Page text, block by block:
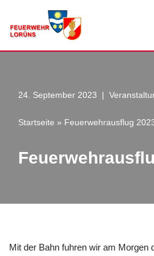
Zum
24. September 2023
Startseite » Feuerwehrausflug
Mit der Bahn fuhren wir am Morgen